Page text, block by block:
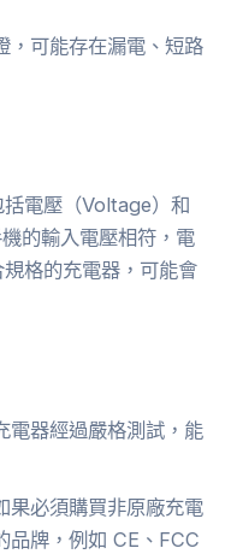
，可能存在漏電、短路
電壓（Voltage）和
的輸入電壓相符，電
格的充電器，可能會
電器經過嚴格測試，能
果必須購買非原廠充電
品牌，例如 CE、FCC